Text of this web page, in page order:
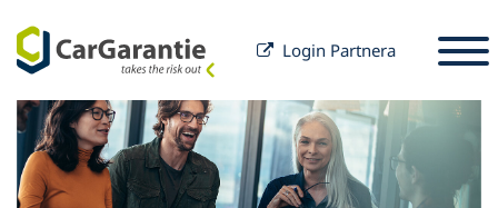
Przejdź do treści
Login Partnera
Wybór kraju Wybierz język
Partnerzy